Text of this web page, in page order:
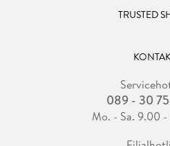
TRUSTED
089 - 30
Mo. - Sa. 9.00